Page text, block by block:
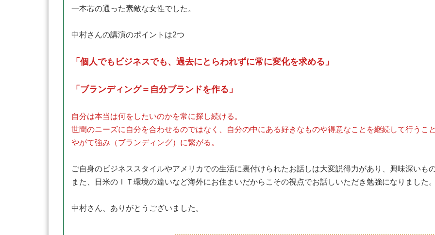
一本芯の通った素敵な女性でした。
中村さんの講演のポイントは2つ
「個人でもビジネスでも、過去にとらわれずに常に変化を求める」
「ブランディング＝自分ブランドを作る」
自分は本当は何をしたいのかを常に探し続ける。
世間のニーズに自分を合わせるのではなく、自分の中にある好きなものや得意なことを継続して行うこ
やがて強み（ブランディング）に繋がる。
ご自身のビジネススタイルやアメリカでの生活に裏付けられたお話しは大変説得力があり、興味深いもの
また、日米のＩＴ環境の違いなど海外にお住まいだからこその視点でお話しいただき勉強になりました。
中村さん、ありがとうございました。